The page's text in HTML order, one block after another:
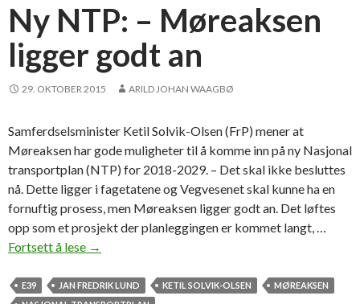
a
n
e
r
a
Ny NTP: – Møreaksen
ligger godt an
29. OKTOBER 2015 ARILD JOHAN WAAGBØ
Samferdselsminister Ketil Solvik-Olsen (FrP) mener at
Møreaksen har gode muligheter til å komme inn på ny Nasjonal
transportplan (NTP) for 2018-2029. – Det skal ikke besluttes
nå. Dette ligger i fagetatene og Vegvesenet skal kunne ha en
fornuftig prosess, men Møreaksen ligger godt an. Det løftes
opp som et prosjekt der planleggingen er kommet langt, …
Fortsett å lese N
N
→
E39 JAN FREDRIK LUND KETIL SOLVIK-OLSEN
MØREAKSEN